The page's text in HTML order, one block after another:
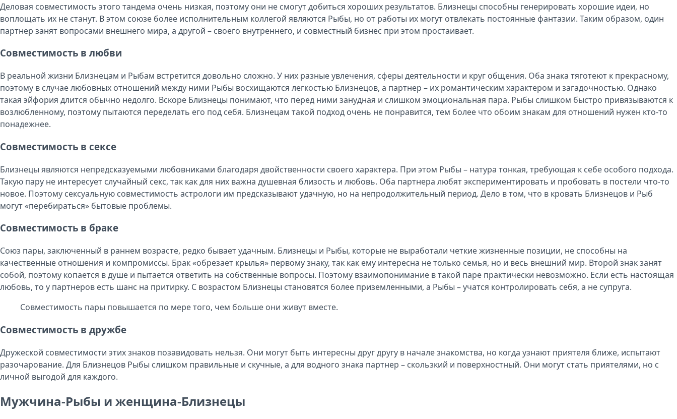
Деловая совместимость этого тандема очень низкая, поэтому они не смогут добиться хороших результатов. Близнецы способны генерировать хорошие идеи, но
воплощать их не станут. В этом союзе более исполнительным коллегой являются Рыбы, но от работы их могут отвлекать постоянные фантазии. Таким образом, один
партнер занят вопросами внешнего мира, а другой – своего внутреннего, и совместный бизнес при этом простаивает.
Совместимость в любви
В реальной жизни Близнецам и Рыбам встретится довольно сложно. У них разные увлечения, сферы деятельности и круг общения. Оба знака тяготеют к прекрасному,
поэтому в случае любовных отношений между ними Рыбы восхищаются легкостью Близнецов, а партнер – их романтическим характером и загадочностью. Однако
такая эйфория длится обычно недолго. Вскоре Близнецы понимают, что перед ними занудная и слишком эмоциональная пара. Рыбы слишком быстро привязываются к
возлюбленному, поэтому пытаются переделать его под себя. Близнецам такой подход очень не понравится, тем более что обоим знакам для отношений нужен кто-то
понадежнее.
Совместимость в сексе
Близнецы являются непредсказуемыми любовниками благодаря двойственности своего характера. При этом Рыбы – натура тонкая, требующая к себе особого подхода.
Такую пару не интересует случайный секс, так как для них важна душевная близость и любовь. Оба партнера любят экспериментировать и пробовать в постели что-то
новое. Поэтому сексуальную совместимость астрологи им предсказывают удачную, но на непродолжительный период. Дело в том, что в кровать Близнецов и Рыб
могут «перебираться» бытовые проблемы.
Совместимость в браке
Союз пары, заключенный в раннем возрасте, редко бывает удачным. Близнецы и Рыбы, которые не выработали четкие жизненные позиции, не способны на
качественные отношения и компромиссы. Брак «обрезает крылья» первому знаку, так как ему интересна не только семья, но и весь внешний мир. Второй знак занят
собой, поэтому копается в душе и пытается ответить на собственные вопросы. Поэтому взаимопонимание в такой паре практически невозможно. Если есть настоящая
любовь, то у партнеров есть шанс на притирку. С возрастом Близнецы становятся более приземленными, а Рыбы – учатся контролировать себя, а не супруга.
Совместимость пары повышается по мере того, чем больше они живут вместе.
Совместимость в дружбе
Дружеской совместимости этих знаков позавидовать нельзя. Они могут быть интересны друг другу в начале знакомства, но когда узнают приятеля ближе, испытают
разочарование. Для Близнецов Рыбы слишком правильные и скучные, а для водного знака партнер – скользкий и поверхностный. Они могут стать приятелями, но с
личной выгодой для каждого.
Мужчина-Рыбы и женщина-Близнецы